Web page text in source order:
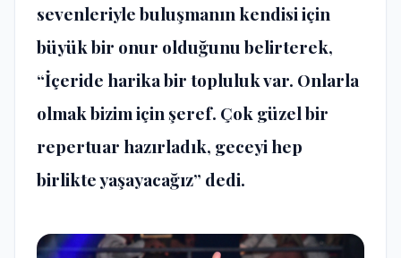
sevenleriyle buluşmanın kendisi için
büyük bir onur olduğunu belirterek,
“İçeride harika bir topluluk var. Onlarla
olmak bizim için şeref. Çok güzel bir
repertuar hazırladık, geceyi hep
birlikte yaşayacağız” dedi.